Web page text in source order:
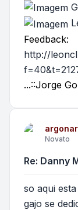
Feedback:
http://
...::Jorge
Novato
Re: Danny
so aqui
gajo se